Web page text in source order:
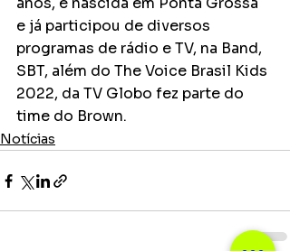
e já participou de diversos
programas de rádio e TV, na Band,
SBT, além do The Voice Brasil Kids
2022, da TV Globo fez parte do
time do Brown.
Notícias